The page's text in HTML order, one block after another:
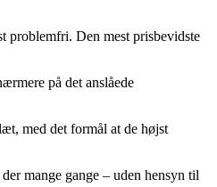
problemfri. Den mest prisbevidste
på det anslåede
med det formål at de højst
mange gange – uden hensyn til